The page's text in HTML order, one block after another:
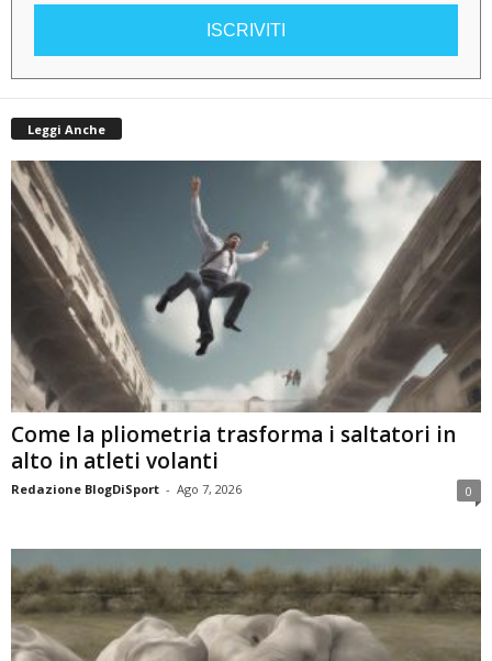
ISCRIVITI
Leggi Anche
Come la pliometria trasforma i saltatori in
alto in atleti volanti
Redazione BlogDiSport - Ago 7, 2026 0